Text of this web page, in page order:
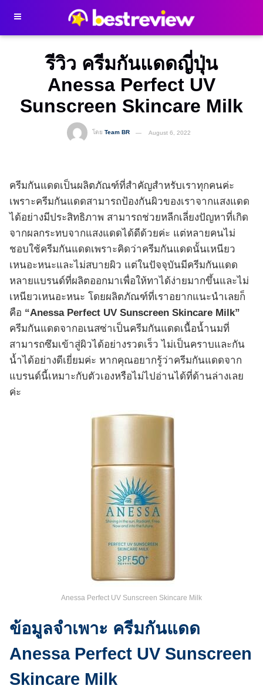
รีวิว ครีมกันแดดญี่ปุ่น
Anessa Perfect UV
Sunscreen Skincare Milk
โดย Team BR August 6, 2022
ครีมกันแดดเป็นผลิตภัณฑ์ที่สำคัญสำหรับเราทุกคนค่ะ
เพราะครีมกันแดดสามารถป้องกันผิวของเราจากแสงแดด
ได้อย่างมีประสิทธิภาพ สามารถช่วยหลีกเลี่ยงปัญหาที่เกิด
จากผลกระทบจากแสงแดดได้ดีด้วยค่ะ แต่หลายคนไม่
ชอบใช้ครีมกันแดดเพราะคิดว่าครีมกันแดดนั้นเหนียว
เหนอะหนะและไม่สบายผิว แต่ในปัจจุบันมีครีมกันแดด
หลายแบรนด์ที่ผลิตออกมาเพื่อให้ทาได้ง่ายมากขึ้นและไม่
เหนียวเหนอะหนะ โดยผลิตภัณฑ์ที่เราอยากแนะนำเลยก็
คือ “Anessa Perfect UV Sunscreen Skincare Milk”
ครีมกันแดดจากอเนสซ่าเป็นครีมกันแดดเนื้อน้ำนมที่
สามารถซึมเข้าสู่ผิวได้อย่างรวดเร็ว ไม่เป็นคราบและกัน
น้ำได้อย่างดีเยี่ยมค่ะ หากคุณอยากรู้ว่าครีมกันแดดจาก
แบรนด์นี้เหมาะกับตัวเองหรือไม่ไปอ่านได้ที่ด้านล่างเลย
ค่ะ
Anessa Perfect UV Sunscreen Skincare Milk
ข้อมูลจำเพาะ ครีมกันแดด
Anessa Perfect UV Sunscreen
Skincare Milk